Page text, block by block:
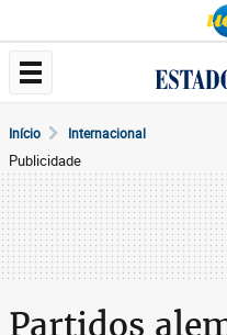
Início Internacional
Publicidade
Partidos